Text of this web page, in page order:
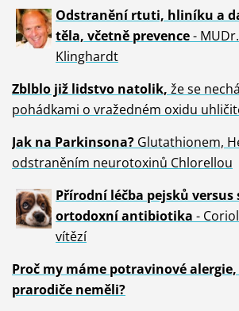
Odstranění rtuti, hliníku a
těla, včetně prevence-
Klinghardt
Zblblo již lidstvo natolik, že se
pohádkami o vražedném oxidu
Jak na Parkinsona?Glutathionem,
odstraněním neurotoxinů Chlorellou
Přírodní léčba pejsků versus
ortodoxní antibiotika -
vítězí
Proč my máme potravinové
prarodiče neměli?